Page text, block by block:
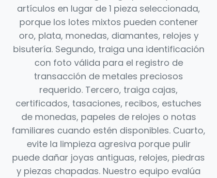
artículos en lugar de 1 pieza seleccionada,
porque los lotes mixtos pueden contener
oro, plata, monedas, diamantes, relojes y
bisutería. Segundo, traiga una identificación
con foto válida para el registro de
transacción de metales preciosos
requerido. Tercero, traiga cajas,
certificados, tasaciones, recibos, estuches
de monedas, papeles de relojes o notas
familiares cuando estén disponibles. Cuarto,
evite la limpieza agresiva porque pulir
puede dañar joyas antiguas, relojes, piedras
y piezas chapadas. Nuestro equipo evalúa